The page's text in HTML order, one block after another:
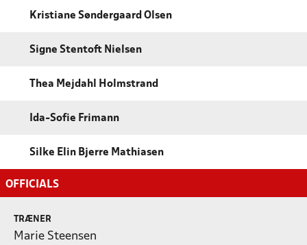
Kristiane Søndergaard Olsen
Signe Stentoft Nielsen
Thea Mejdahl Holmstrand
Ida-Sofie Frimann
Silke Elin Bjerre Mathiasen
OFFICIALS
TRÆNER
Marie Steensen